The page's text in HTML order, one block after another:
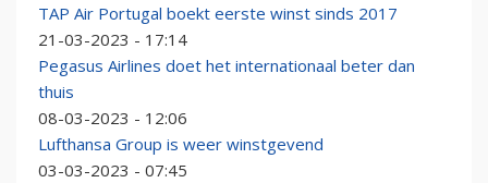
TAP Air Portugal boekt eerste winst sinds 2017
21-03-2023 - 17:14
Pegasus Airlines doet het internationaal beter dan
thuis
08-03-2023 - 12:06
Lufthansa Group is weer winstgevend
03-03-2023 - 07:45